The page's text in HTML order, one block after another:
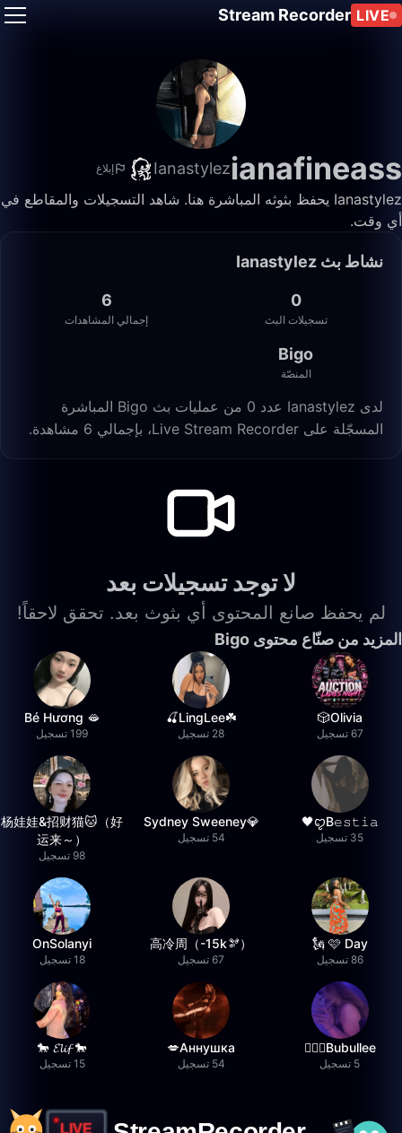
LIVE
Stream Recorder
ianafineass
Ianastylez إبلاغ
Ianastylez يحفظ بثوثه المباشرة هنا. شاهد التسجيلات والمقاطع في
أي وقت.
نشاط بث Ianastylez
0
تسجيلات البث
6
إجمالي المشاهدات
Bigo
المنصّة
لدى Ianastylez عدد 0 من عمليات بث Bigo المباشرة
المسجّلة على Live Stream Recorder، بإجمالي 6 مشاهدة.
لا توجد تسجيلات بعد
لم يحفظ صانع المحتوى أي بثوث بعد. تحقق لاحقاً!
المزيد من صنّاع محتوى Bigo
Olivia🎲
67 تسجيل
☘️LingLee🍒
28 تسجيل
Bé Hương 🫦
199 تسجيل
ꨄB𝚎𝚜𝚝𝚒𝚊🖤
35 تسجيل
💎Sydney Sweeney
54 تسجيل
杨娃娃&招财猫🐱（好
运来～）
98 تسجيل
🩷 Day 🗽
86 تسجيل
高冷周（-15k🫘）
67 تسجيل
OnSolanyi
18 تسجيل
Bubullee🧚🏼‍♀️
5 تسجيل
Аннушка💋
54 تسجيل
🐎 𝓔𝓵𝓲𝓯 🐎
15 تسجيل